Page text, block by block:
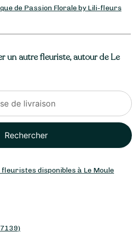
de Passion Florale by Lili-fleurs
un autre fleuriste, autour de Le
Rechercher
disponibles à Le Moule